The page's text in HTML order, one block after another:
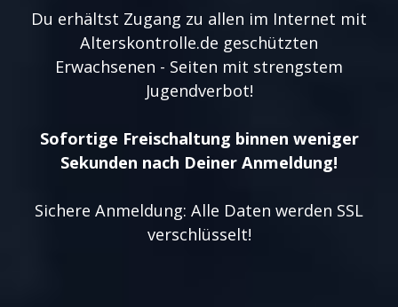
Du erhältst Zugang zu allen im Internet mit
Alterskontrolle.de geschützten
Erwachsenen - Seiten mit strengstem
Jugendverbot!
Sofortige Freischaltung binnen weniger
Sekunden nach Deiner Anmeldung!
Sichere Anmeldung: Alle Daten werden SSL
verschlüsselt!